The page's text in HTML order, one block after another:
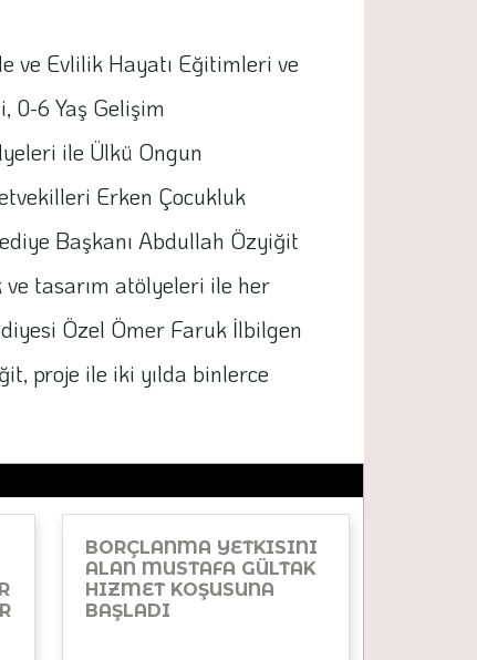
ve Evlilik Hayatı Eğitimleri ve
0-6 Yaş Gelişim
ile Ülkü Ongun
Erken Çocukluk
Başkanı Abdullah Özyiğit
tasarım atölyeleri ile her
Özel Ömer Faruk İlbilgen
proje ile iki yılda binlerce
BORÇLANMA YETKISINI
ALAN MUSTAFA GÜLTAK
HIZMET KOŞUSUNA
BAŞLADI